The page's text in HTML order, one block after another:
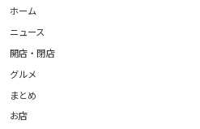
ホーム
ニュース
開店・閉店
グルメ
まとめ
お店